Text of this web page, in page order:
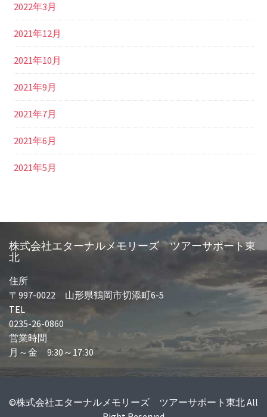
2022年3月
2021年12月
2021年10月
2021年9月
2021年7月
2021年6月
2021年5月
株式会社エターナルメモリーズ ツアーサポート東
北
住所
〒997-0022 山形県鶴岡市切添町6-5
TEL
0235-26-0860
営業時間
月～金 9:30～17:30
©株式会社エターナルメモリーズ ツアーサポート東北 All